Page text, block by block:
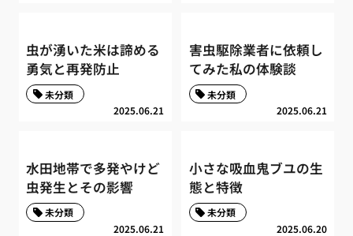
虫が湧いた米は諦める
勇気と再発防止
2025.06.21
未分類
害虫駆除業者に依頼し
てみた私の体験談
2025.06.21
未分類
水田地帯で多発やけど
虫発生とその影響
2025.06.21
未分類
小さな吸血鬼ブユの生
態と特徴
2025.06.20
未分類